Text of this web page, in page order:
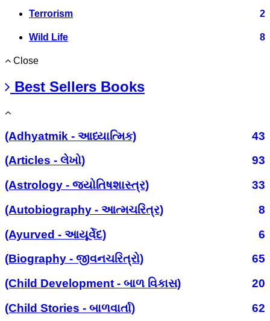
Terrorism 2
Wild Life 8
Close
Best Sellers Books
(Adhyatmik - આધ્યાત્મિક)
43
(Articles - લેખો)
93
(Astrology - જ્યોતિષશાસ્ત્ર)
33
(Autobiography - આત્મચરિત્ર)
8
(Ayurved - આયૂર્વેદ)
6
(Biography - જીવનચરિત્રો)
65
(Child Development - બાળ વિકાસ)
20
(Child Stories - બાળવાર્તા)
62